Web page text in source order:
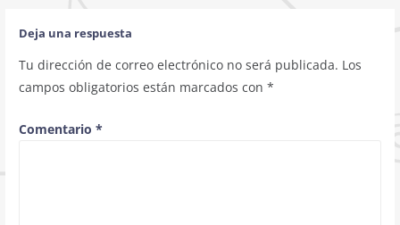
Deja una respuesta
Tu dirección de correo electrónico no será publicada. Los
campos obligatorios están marcados con *
Comentario *